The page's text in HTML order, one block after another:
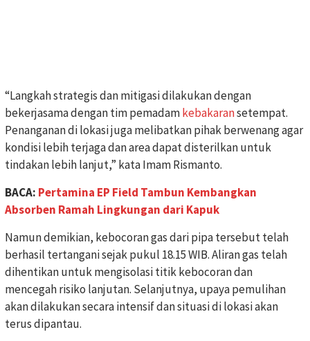
“Langkah strategis dan mitigasi dilakukan dengan
bekerjasama dengan tim pemadamkebakaransetempat.
Penanganan di lokasi juga melibatkan pihak berwenang agar
kondisi lebih terjaga dan area dapat disterilkan untuk
tindakan lebih lanjut,” kata Imam Rismanto.
BACA: Pertamina EP Field Tambun Kembangkan
Absorben Ramah Lingkungan dari Kapuk
Namun demikian, kebocoran gas dari pipa tersebut telah
berhasil tertangani sejak pukul 18.15 WIB. Aliran gas telah
dihentikan untuk mengisolasi titik kebocoran dan
mencegah risiko lanjutan. Selanjutnya, upaya pemulihan
akan dilakukan secara intensif dan situasi di lokasi akan
terus dipantau.